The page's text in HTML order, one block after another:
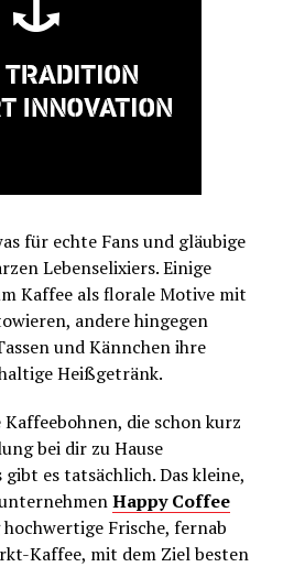
für echte Fans und gläubige
Lebenselixiers. Einige
Kaffee als florale Motive mit
andere hingegen
und Kännchen ihre
Heißgetränk.
die schon kurz
bei dir zu Hause
gibt es tatsächlich. Das kleine,
Happy Coffee
Frische, fernab
Kaffee, mit dem Ziel besten